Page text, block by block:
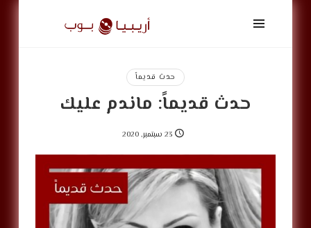
أريبيا
بوب
ArabiaPopحدث قديماً
حدث قديماً: ماندم عليك
23 سبتمبر, 2020